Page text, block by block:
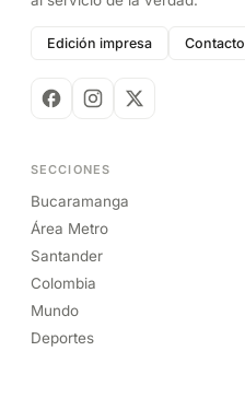
Edición impresa Contacto
SECCIONES
Bucaramanga
Área Metro
Santander
Colombia
Mundo
Deportes